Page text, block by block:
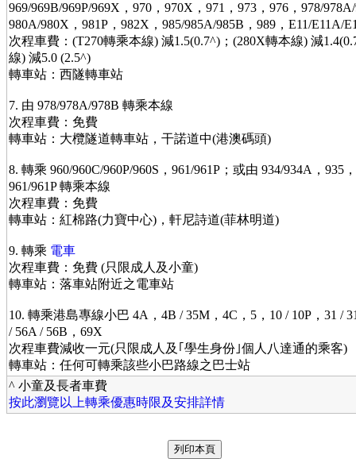
969/969B/969P/969X，970，970X，971，973，976，978/
980A/980X，981P，982X，985/985A/985B，989，E11/E11A/
次程車費：(T270轉乘本線) 減1.5(0.7^)；(280X轉本線) 減
線) 減5.0 (2.5^)
轉車站：西隧轉車站
7. 由 978/978A/978B 轉乘本線
次程車費：免費
轉車站：大欖隧道轉車站，干諾道中(港澳碼頭)
8. 轉乘 960/960C/960P/960S，961/961P；或由 934/934A，935
961/961P 轉乘本線
次程車費：免費
轉車站：紅棉路(力寶中心)，軒尼詩道(菲林明道)
9. 轉乘 電車
次程車費：免費 (只限成人及小童)
轉車站：落車站附近之電車站
10. 轉乘港島專線小巴 4A，4B / 35M，4C，5，10 / 10P，31 /
/ 56A / 56B，69X
次程車費減收一元(只限成人及｢學生身份｣個人八達通的乘客)
轉車站：任何可轉乘該些小巴路線之巴士站
^ 小童及長者車費
按此瀏覽以上轉乘優惠時限及安排詳情